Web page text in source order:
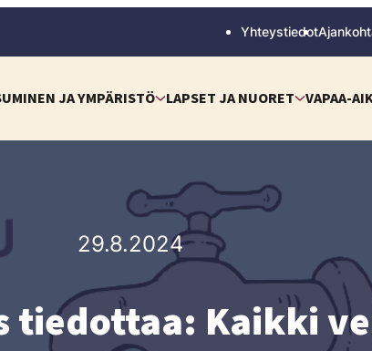
Yhteystiedot
JA YMPÄRISTÖ LAPSET JA NUORET VAPAA-
29.8.2024
tiedottaa: Kaikki